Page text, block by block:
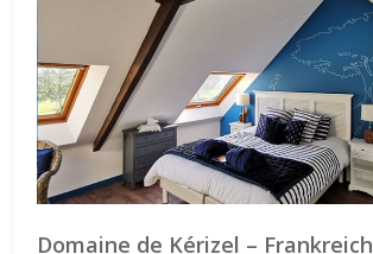
Domaine de Kérizel – Frankreich